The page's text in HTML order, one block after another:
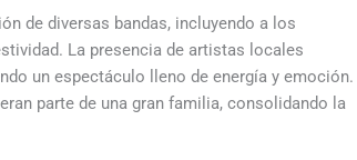
de diversas bandas, incluyendo a los
La presencia de artistas locales
un espectáculo lleno de energía y emoción.
parte de una gran familia, consolidando la